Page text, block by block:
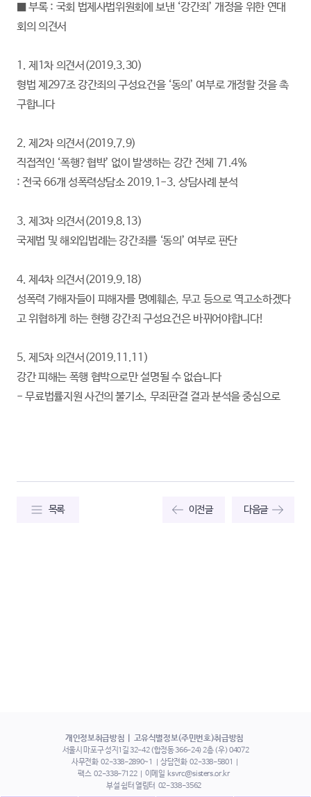
■ 부록 : 국회 법제사법위원회에 보낸 ‘강간죄’ 개정을 위한 연대
회의 의견서
1. 제1차 의견서(2019.3.30)
형법 제297조 강간죄의 구성요건을 ‘동의’ 여부로 개정할 것을 촉
구합니다
2. 제2차 의견서(2019.7.9)
직접적인 ‘폭행?협박’ 없이 발생하는 강간 전체 71.4%
: 전국 66개 성폭력상담소 2019.1-3. 상담사례 분석
3. 제3차 의견서(2019.8.13)
국제법 및 해외입법례는 강간죄를 ‘동의’ 여부로 판단
4. 제4차 의견서(2019.9.18)
성폭력 가해자들이 피해자를 명예훼손, 무고 등으로 역고소하겠다
고 위협하게 하는 현행 강간죄 구성요건은 바뀌어야합니다!
5. 제5차 의견서(2019.11.11)
강간 피해는 폭행 협박으로만 설명될 수 없습니다
- 무료법률지원 사건의 불기소, 무죄판결 결과 분석을 중심으로
목록 이전글 다음글
개인정보취급방침 고유식별정보(주민번호)취급방침
서울시 마포구 성지1길 32-42 (합정동 366-24) 2층 (우) 04072
사무전화 02-338-2890~1 상담전화 02-338-5801
팩스 02-338-7122 이메일 ksvrc@sisters.or.kr
부설 쉼터 열림터 02-338-3562